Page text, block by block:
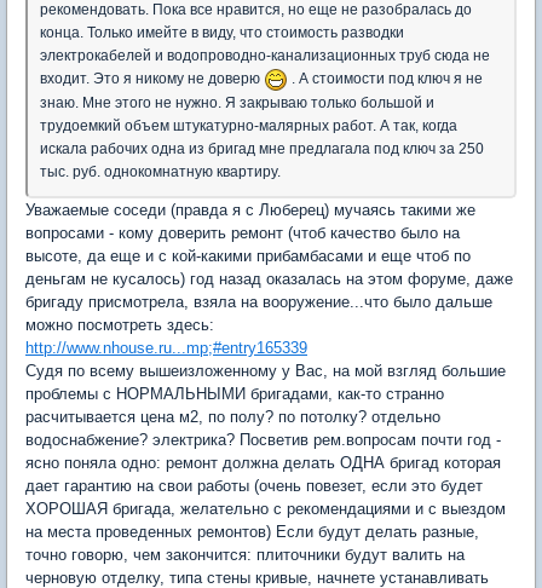
рекомендовать. Пока все нравится, но еще не разобралась до
конца. Только имейте в виду, что стоимость разводки
электрокабелей и водопроводно-канализационных труб сюда не
входит. Это я никому не доверю
. А стоимости под ключ я не
знаю. Мне этого не нужно. Я закрываю только большой и
трудоемкий объем штукатурно-малярных работ. А так, когда
искала рабочих одна из бригад мне предлагала под ключ за 250
тыс. руб. однокомнатную квартиру.
Уважаемые соседи (правда я с Люберец) мучаясь такими же
вопросами - кому доверить ремонт (чтоб качество было на
высоте, да еще и с кой-какими прибамбасами и еще чтоб по
деньгам не кусалось) год назад оказалась на этом форуме, даже
бригаду присмотрела, взяла на вооружение...что было дальше
можно посмотреть здесь:
http://www.nhouse.ru...mp;#entry165339
Судя по всему вышеизложенному у Вас, на мой взгляд большие
проблемы с НОРМАЛЬНЫМИ бригадами, как-то странно
расчитывается цена м2, по полу? по потолку? отдельно
водоснабжение? электрика? Посветив рем.вопросам почти год -
ясно поняла одно: ремонт должна делать ОДНА бригад которая
дает гарантию на свои работы (очень повезет, если это будет
ХОРОШАЯ бригада, желательно с рекомендациями и с выездом
на места проведенных ремонтов) Если будут делать разные,
точно говорю, чем закончится: плиточники будут валить на
черновую отделку, типа стены кривые, начнете устанавливать